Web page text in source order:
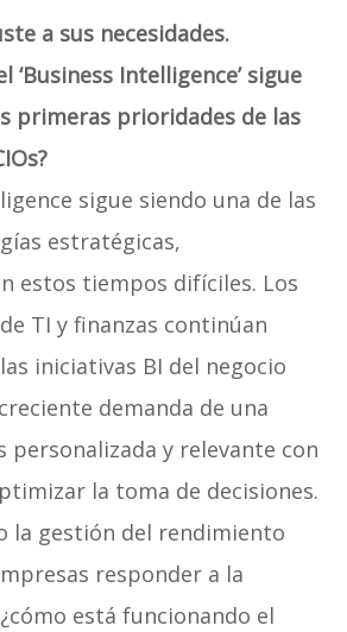
a sus necesidades.
‘Business Intelligence’ sigue
primeras prioridades de las
sigue siendo una de las
estratégicas,
estos tiempos difíciles. Los
TI y finanzas continúan
iniciativas BI del negocio
demanda de una
personalizada y relevante con
la toma de decisiones.
la gestión del rendimiento
responder a la
está funcionando el